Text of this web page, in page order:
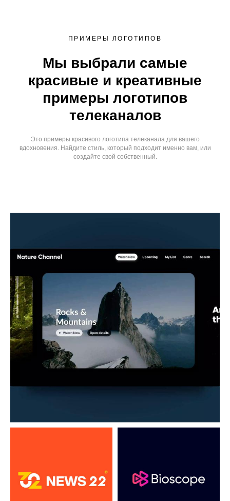
ПРИМЕРЫ ЛОГОТИПОВ
Мы выбрали самые
красивые и креативные
примеры логотипов
телеканалов
Это примеры красивого логотипа телеканала для вашего
вдохновения. Найдите стиль, который подходит именно вам, или
создайте свой собственный.